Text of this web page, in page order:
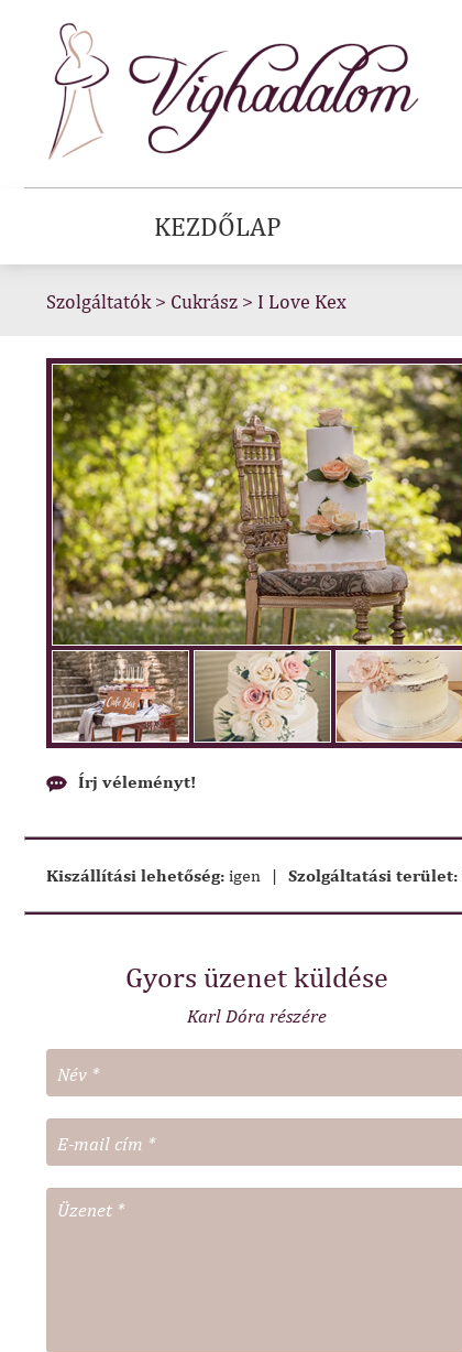
KEZDŐLAP
Szolgáltatók> Cukrász > I Love Kex
Írj véleményt!
Kiszállítási lehetőség: igen | Szolgáltatási terület:
Gyors üzenet küldése
Karl Dóra részére